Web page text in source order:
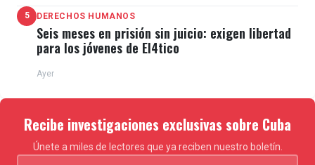
5 DERECHOS HUMANOS
Seis meses en prisión sin juicio: exigen libertad
para los jóvenes de El4tico
Ayer
Recibe investigaciones exclusivas sobre Cuba
Únete a miles de lectores que ya reciben nuestro boletín.